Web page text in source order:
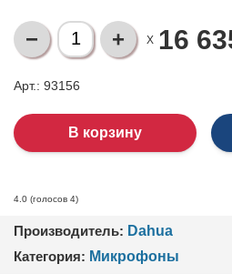
X 16
Арт.: 93156
4.0 (голосов 4)
Производитель: Dahua
Категория: Микрофоны